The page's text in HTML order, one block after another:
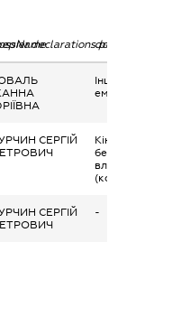
Інше, договір
емфітевзису
СЕРГІЙ
Кінцевий
бенефіціарний
власник
(контролер)
СЕРГІЙ
-